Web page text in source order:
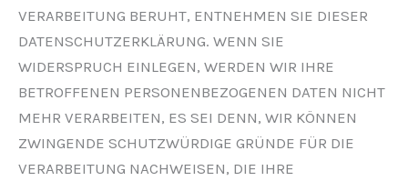
VERARBEITUNG BERUHT, ENTNEHMEN SIE DIESER
DATENSCHUTZERKLÄRUNG. WENN SIE
WIDERSPRUCH EINLEGEN, WERDEN WIR IHRE
BETROFFENEN PERSONENBEZOGENEN DATEN NICHT
MEHR VERARBEITEN, ES SEI DENN, WIR KÖNNEN
ZWINGENDE SCHUTZWÜRDIGE GRÜNDE FÜR DIE
VERARBEITUNG NACHWEISEN, DIE IHRE